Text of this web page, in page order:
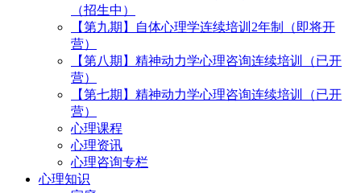
（招生中）
【第九期】自体心理学连续培训2年制（即将开
营）
【第八期】精神动力学心理咨询连续培训（已开
营）
【第七期】精神动力学心理咨询连续培训（已开
营）
心理课程
心理资讯
心理咨询专栏
心理知识